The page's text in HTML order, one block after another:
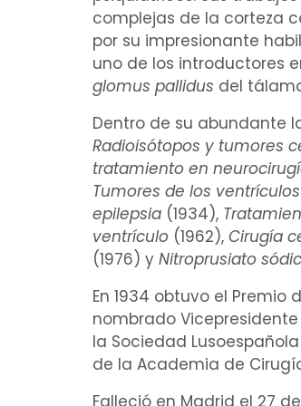
complejas de la corteza
por su impresionante
uno de los introductores
glomus pallidus del
Dentro de su abundante
Radioisótopos y tumores
tratamiento en
Tumores de los
epilepsia (1934),
ventrículo (1962), Cirugía
(1976) y Nitroprusiato
En 1934 obtuvo el
nombrado
la Sociedad
de la Academia de
Falleció en Madrid el 27